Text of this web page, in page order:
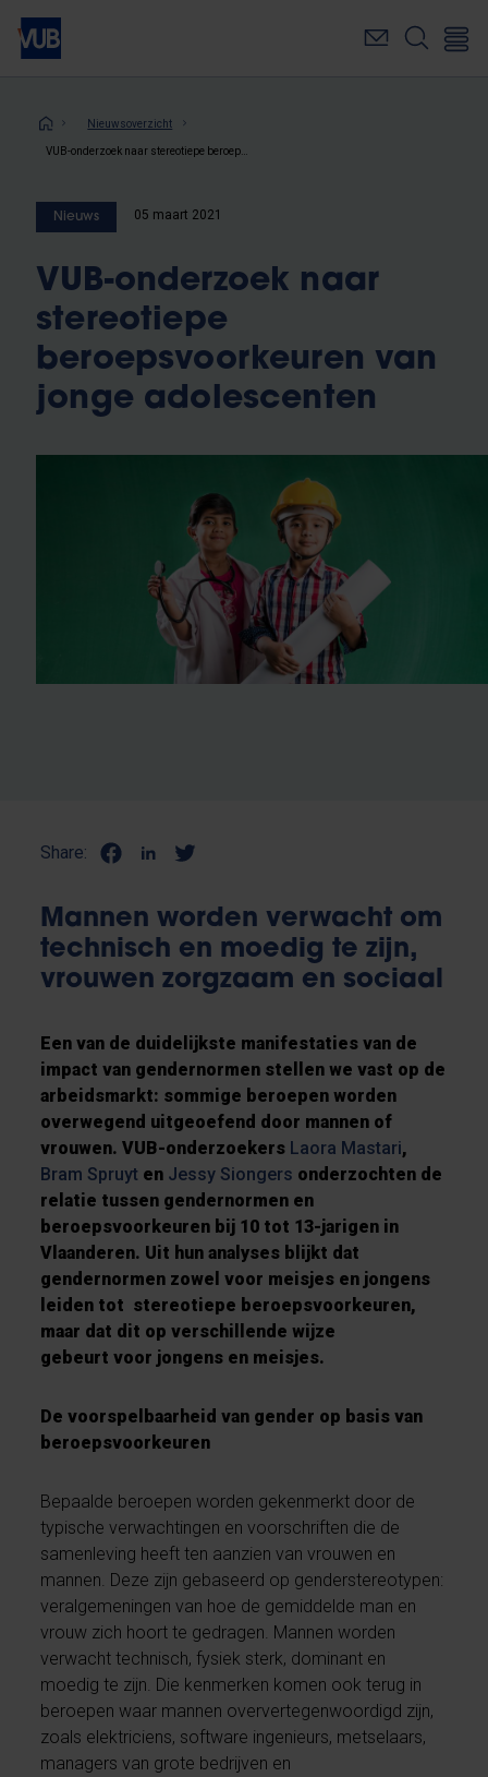
Overslaan
naar
inhoudKruimelpad
Nieuwsoverzicht
Nieuws 05 maart 2021
VUB-onderzoek naar
stereotiepe
beroepsvoorkeuren van
jonge adolescenten
Share:
Mannen worden verwacht om
technisch en moedig te zijn,
vrouwen zorgzaam en sociaal
Een van de duidelijkste manifestaties van de
impact van gendernormen stellen we vast op de
arbeidsmarkt: sommige beroepen worden
overwegend uitgeoefend door mannen of
vrouwen. VUB-onderzoekers Laora Mastari,
Bram Spruyt en Jessy Siongers onderzochten de
relatie tussen gendernormen en
beroepsvoorkeuren bij 10 tot 13-jarigen in
Vlaanderen. Uit hun analyses blijkt dat
gendernormen zowel voor meisjes en jongens
leiden tot stereotiepe beroepsvoorkeuren,
maar dat dit op verschillende wijze
gebeurt voor jongens en meisjes.
De voorspelbaarheid van gender op basis van
beroepsvoorkeuren
Bepaalde beroepen worden gekenmerkt door de
typische verwachtingen en voorschriften die de
samenleving heeft ten aanzien van vrouwen en
mannen. Deze zijn gebaseerd op genderstereotypen:
veralgemeningen van hoe de gemiddelde man en
vrouw zich hoort te gedragen. Mannen worden
verwacht technisch, fysiek sterk, dominant en
moedig te zijn. Die kenmerken komen ook terug in
beroepen waar mannen oververtegenwoordigd zijn,
zoals elektriciens, software ingenieurs, metselaars,
managers van grote bedrijven en